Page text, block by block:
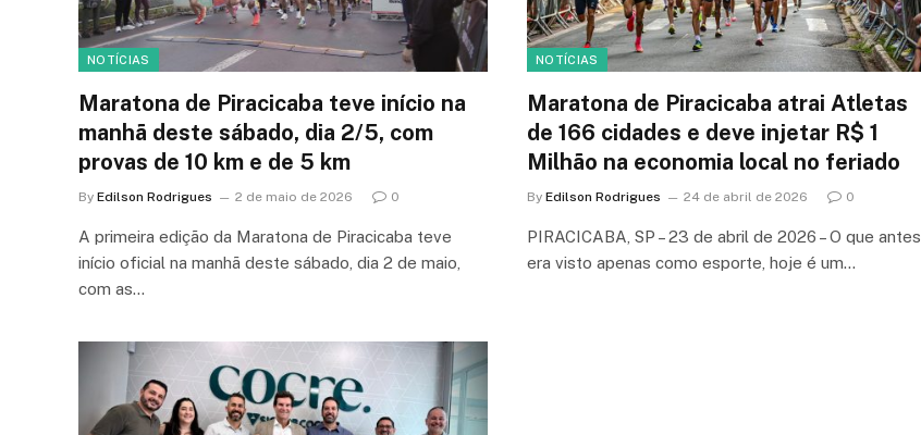
NOTÍCIAS
Maratona de Piracicaba teve início na
manhã deste sábado, dia 2/5, com
provas de 10 km e de 5 km
By Edilson Rodrigues 2 de maio de 2026 0
A primeira edição da Maratona de Piracicaba teve
início oficial na manhã deste sábado, dia 2 de maio,
com as…
NOTÍCIAS
Maratona de Piracicaba atrai Atletas
de 166 cidades e deve injetar R$ 1
Milhão na economia local no feriado
By Edilson Rodrigues 24 de abril de 2026 0
PIRACICABA, SP – 23 de abril de 2026 – O que antes
era visto apenas como esporte, hoje é um…